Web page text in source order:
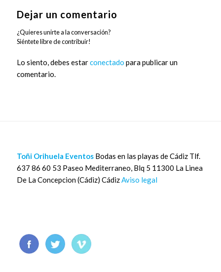
Dejar un comentario
¿Quieres unirte a la conversación?
Siéntete libre de contribuir!
Lo siento, debes estarconectado para publicar un
comentario.
Toñi Orihuela EventosBodas en las playas de Cádiz Tlf.
637 86 60 53 Paseo Mediterraneo, Blq 5 11300 La Linea
De La Concepcion (Cádiz) CádizAviso legal